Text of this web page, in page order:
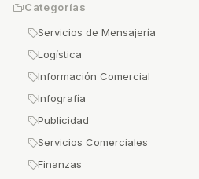
Categorías
Servicios de Mensajería
Logística
Información Comercial
Infografía
Publicidad
Servicios Comerciales
Finanzas